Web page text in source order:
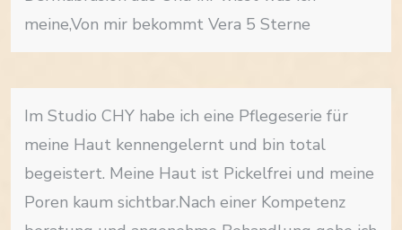
meine,Von mir bekommt Vera 5 Sterne
Im Studio CHY habe ich eine Pflegeserie für
meine Haut kennengelernt und bin total
begeistert. Meine Haut ist Pickelfrei und meine
Poren kaum sichtbar.Nach einer Kompetenz